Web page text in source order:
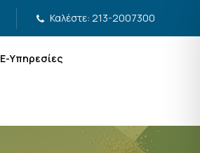
Καλέστε: 213-2007300
Ε-Υπηρεσίες